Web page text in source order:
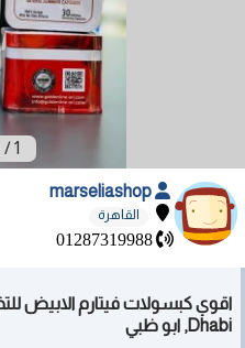
1
/
القاهرة
01287319988
Dhabi, ابو ظبي